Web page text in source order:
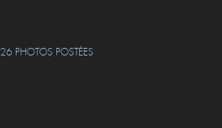
26 PHOTOS POSTÉES